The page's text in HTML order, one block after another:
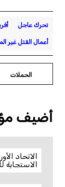
تحرك عاجل
أعمال القتل غير
الحملات
أضيف
الاتحاد
الاستجابة